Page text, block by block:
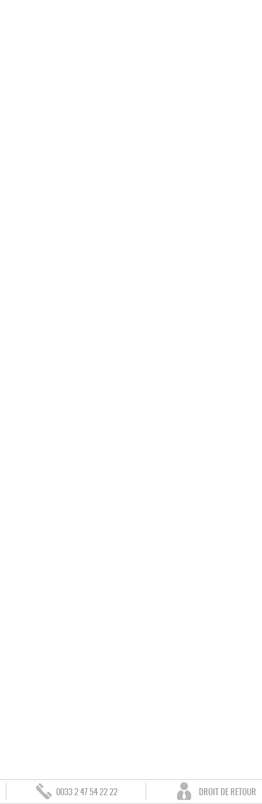
0033 2 47 54 22 22 DROIT DE RETOUR